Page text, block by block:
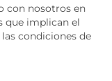
con nosotros en
que implican el
condiciones de